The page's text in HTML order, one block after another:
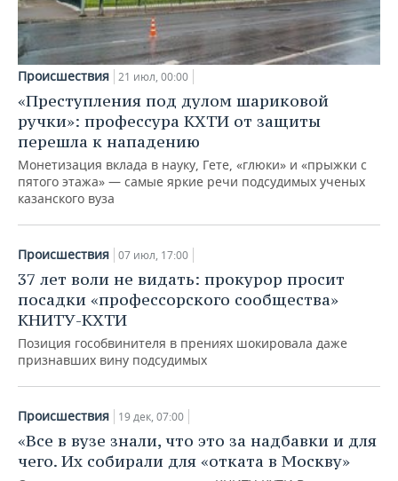
Происшествия 21 июл, 00:00
«Преступления под дулом шариковой
ручки»: профессура КХТИ от защиты
перешла к нападению
Монетизация вклада в науку, Гете, «глюки» и «прыжки с
пятого этажа» — самые яркие речи подсудимых ученых
казанского вуза
Происшествия 07 июл, 17:00
37 лет воли не видать: прокурор просит
посадки «профессорского сообщества»
КНИТУ-КХТИ
Позиция гособвинителя в прениях шокировала даже
признавших вину подсудимых
Происшествия 19 дек, 07:00
«Все в вузе знали, что это за надбавки и для
чего. Их собирали для «отката в Москву»